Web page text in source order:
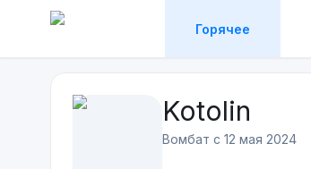
Горячее
Kotolin
Вомбат с 12 мая 2024